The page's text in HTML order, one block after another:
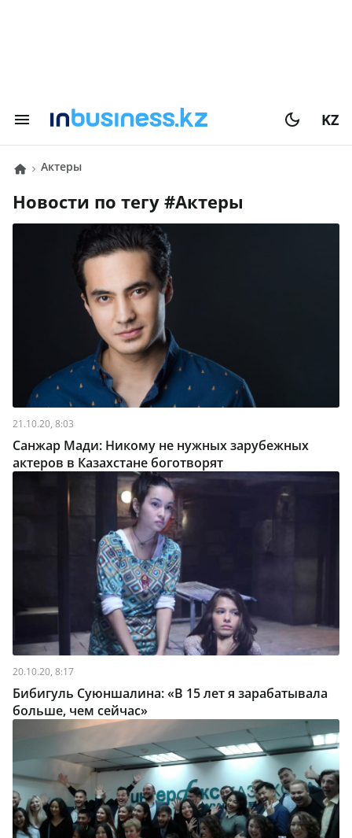
KZ
актеры
Новости по тегу # актеры
21.10.20, 8:03
Санжар Мади: Никому не нужных зарубежных
актеров в Казахстане боготворят
20.10.20, 8:17
Бибигуль Суюншалина: «В 15 лет я зарабатывала
больше, чем сейчас»